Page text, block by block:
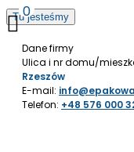
Tu jesteśmy
Dane firmy
Ulica i nr domu/
Rzeszów
E-mail:
Telefon: +48 576 000
0
0,00 zł
